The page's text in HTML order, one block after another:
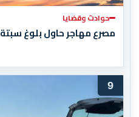
حوادث وقضايا
مصرع مهاجر حاول بلوغ
9